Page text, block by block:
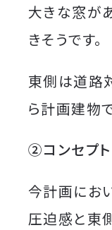
大きな窓が
きそうです。
東側は道路
ら計画建物
②コンセプ
今計画にお
圧迫感と東